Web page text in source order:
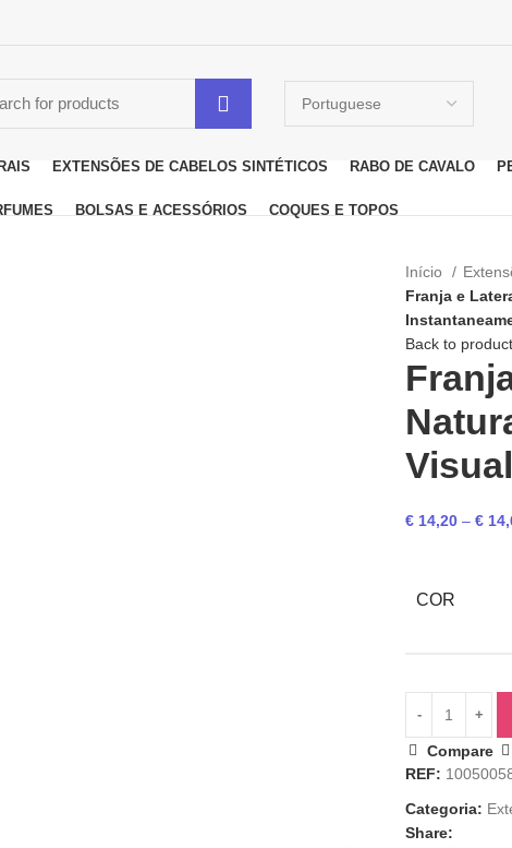
EXTENSÕES DE CABELOS SINTÉTICOS RABO DE CAVALO
BOLSAS E ACESSÓRIOS COQUES E TOPOS
Início
Franja e
Back to
€ 14,20 – €
COR
Compare
REF:
Categoria:
Share: